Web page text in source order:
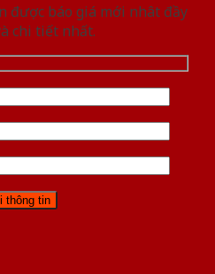
được báo giá mới nhât đầy
chi tiết nhất.